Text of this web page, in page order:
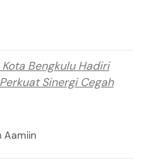
Kota Bengkulu Hadiri
Sinergi Cegah
Aamiin